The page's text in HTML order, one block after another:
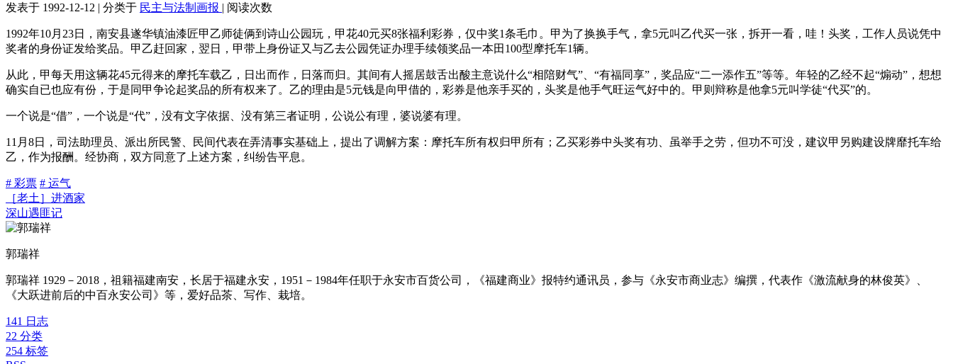
发表于 1992-12-12 | 分类于 民主与法制画报 | 阅读次数
1992年10月23日，南安县遂华镇油漆匠甲乙师徒俩到诗山公园玩，甲花40元买8张福利彩券，仅中奖1条毛巾。甲为了换换手气，拿5元叫乙代买一张，拆开一看，哇！头奖，工作人员说凭中
奖者的身份证发给奖品。甲乙赶回家，翌日，甲带上身份证又与乙去公园凭证办理手续领奖品一本田100型摩托车1辆。
从此，甲每天用这辆花45元得来的摩托车载乙，日出而作，日落而归。其间有人摇居鼓舌出酸主意说什么“相陪财气”、“有福同享”，奖品应“二一添作五”等等。年轻的乙经不起“煽动”，想想
确实自已也应有份，于是同甲争论起奖品的所有权来了。乙的理由是5元钱是向甲借的，彩券是他亲手买的，头奖是他手气旺运气好中的。甲则辩称是他拿5元叫学徒“代买”的。
一个说是“借”，一个说是“代”，没有文字依据、没有第三者证明，公说公有理，婆说婆有理。
11月8日，司法助理员、派出所民警、民间代表在弄清事实基础上，提出了调解方案：摩托车所有权归甲所有；乙买彩券中头奖有功、虽举手之劳，但功不可没，建议甲另购建设牌靡托车给
乙，作为报酬。经协商，双方同意了上述方案，纠纷告平息。
# 彩票 # 运气
［老土］进酒家
深山遇匪记
郭瑞祥
郭瑞祥 1929－2018，祖籍福建南安，长居于福建永安，1951－1984年任职于永安市百货公司，《福建商业》报特约通讯员，参与《永安市商业志》编撰，代表作《激流献身的林俊英》、
《大跃进前后的中百永安公司》等，爱好品茶、写作、栽培。
141 日志
22 分类
254 标签